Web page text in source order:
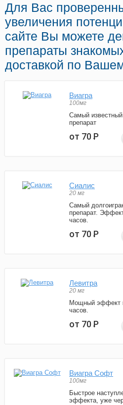
Для Вас
увеличения
сайте Вы можете
препараты
доставкой по
Виагра
100мг
Самый
препарат
от 70Р
Сиалис
20 мг
Самый
препарат.
часов.
от 70Р
Левитра
20 мг
Мощный эффект
часов.
от 70Р
Виагра Софт
100мг
Быстрое
эффекта, уже